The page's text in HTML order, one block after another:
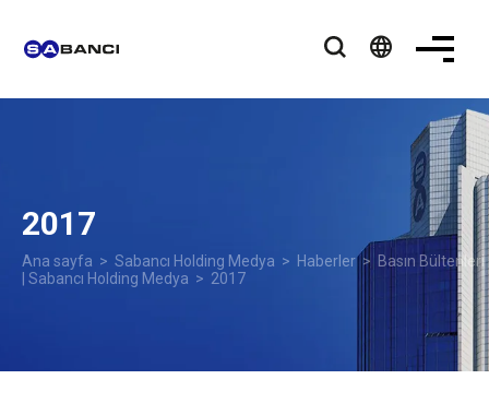
language
2017
Ana sayfa > Sabancı Holding Medya > Haberler> Basın Bültenleri
| Sabancı Holding Medya > 2017